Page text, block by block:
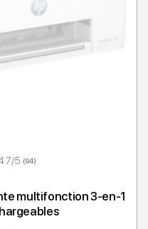
5 (94)
multifonction 3-en-1